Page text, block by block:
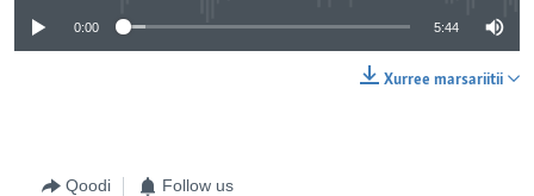
0:00 5:44
Xurree marsariitii
Qoodi Follow us